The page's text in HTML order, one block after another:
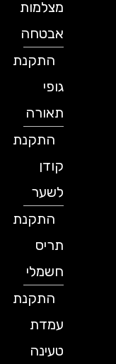
מצלמות
אבטחה
התקנת
תאורה
התקנת
לשער
התקנת
תריס
חשמלי
התקנת
עמדת
טעינה